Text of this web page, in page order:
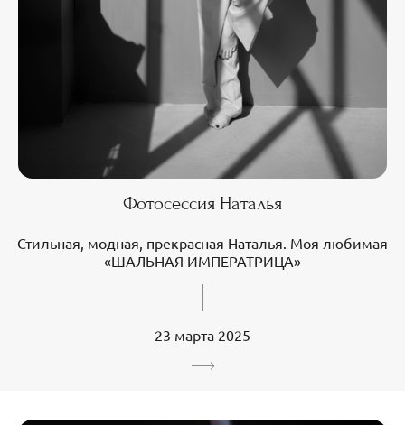
Фотосессия Наталья
Стильная, модная, прекрасная Наталья. Моя любимая
«ШАЛЬНАЯ ИМПЕРАТРИЦА»
23 марта 2025